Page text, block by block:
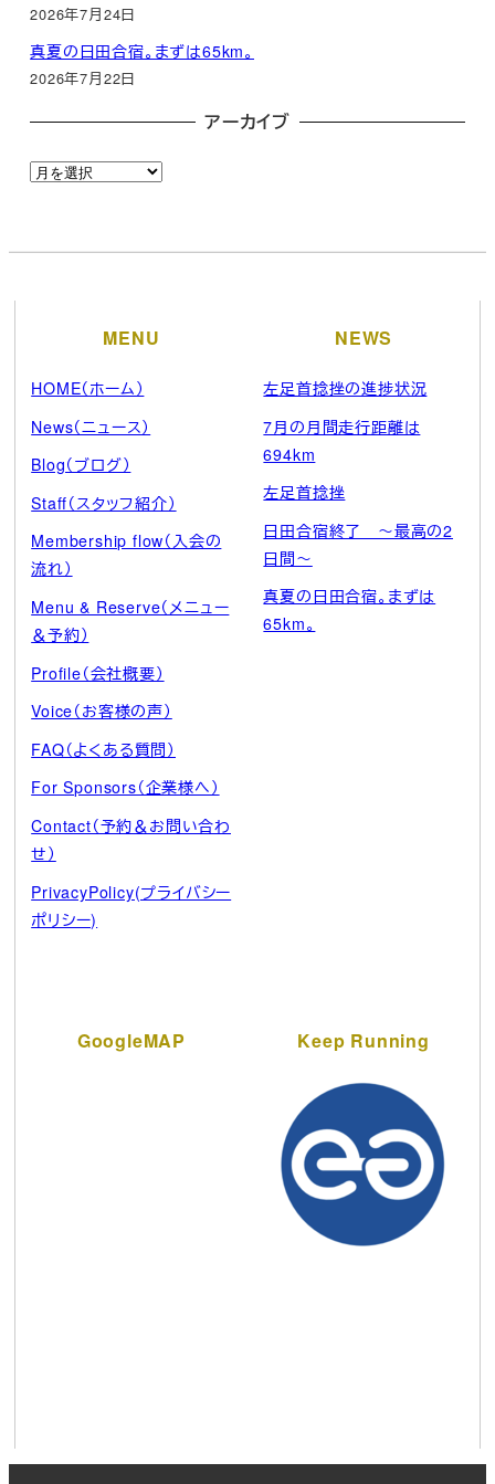
2026年7月24日
真夏の日田合宿。まずは65km。
2026年7月22日
アーカイブ
ア
イ
MENU
HOME（ホーム）
News（ニュース）
Blog（ブログ）
Staff（スタッフ紹介）
Membership flow（入会の
流れ）
Menu & Reserve（メニュー
＆予約）
Profile（会社概要）
Voice（お客様の声）
FAQ（よくある質問）
For Sponsors（企業様へ）
Contact（予約＆お問い合わ
せ）
PrivacyPolicy(プライバシー
ポリシー)
NEWS
左足首捻挫の進捗状況
7月の月間走行距離は
694km
左足首捻挫
日田合宿終了 ～最高の2
日間～
真夏の日田合宿。まずは
65km。
GoogleMAP Keep Running